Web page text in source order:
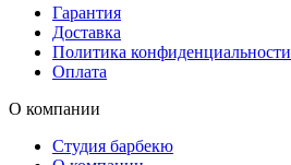
Гарантия
Доставка
Политика конфиденциальности
Оплата
О компании
Студия барбекю